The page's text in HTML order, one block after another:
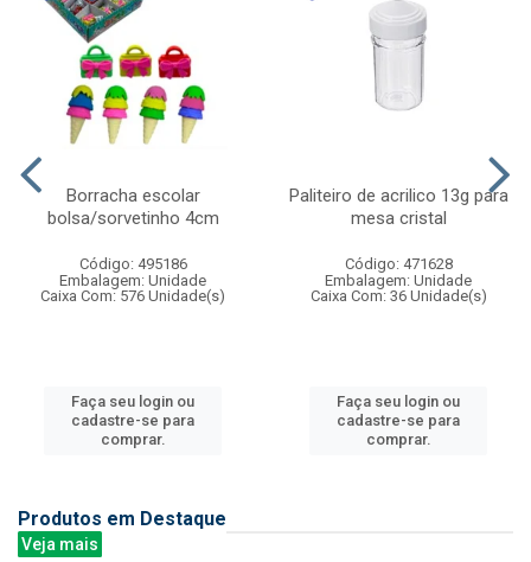
Borracha escolar
bolsa/sorvetinho 4cm
Código: 495186
Embalagem: Unidade
Caixa Com: 576 Unidade(s)
Faça seu login ou
cadastre-se para
comprar.
Paliteiro de acrilico 13g para
mesa cristal
Código: 471628
Embalagem: Unidade
Caixa Com: 36 Unidade(s)
Faça seu login ou
cadastre-se para
comprar.
Produtos em Destaque
Veja mais